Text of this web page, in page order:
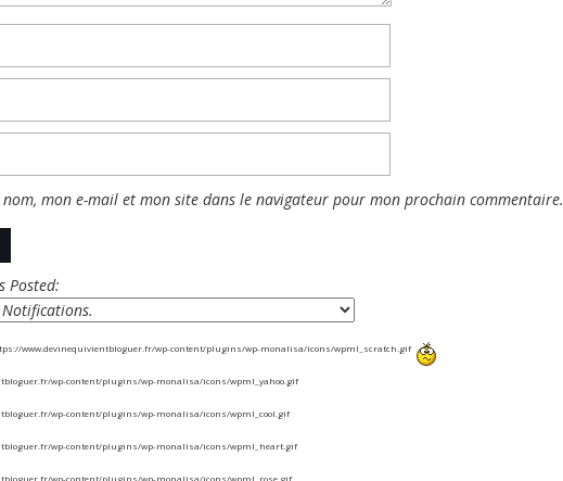
mon e-mail et mon site dans le navigateur pour mon prochain commentaire.
Posted: